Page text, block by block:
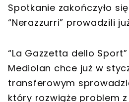
Spotkanie zakończyło
“Nerazzurri” prowadzili
“La Gazzetta dello
Mediolan chce już w
transferowym
który rozwiąże problem